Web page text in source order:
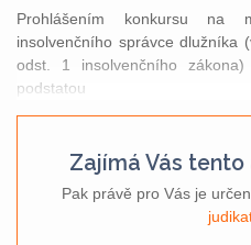
Prohlášením konkursu na
insolvenčního správce dlužníka
odst. 1 insolvenčního
podstatou
Zajímá Vás
Pak právě pro Vás je